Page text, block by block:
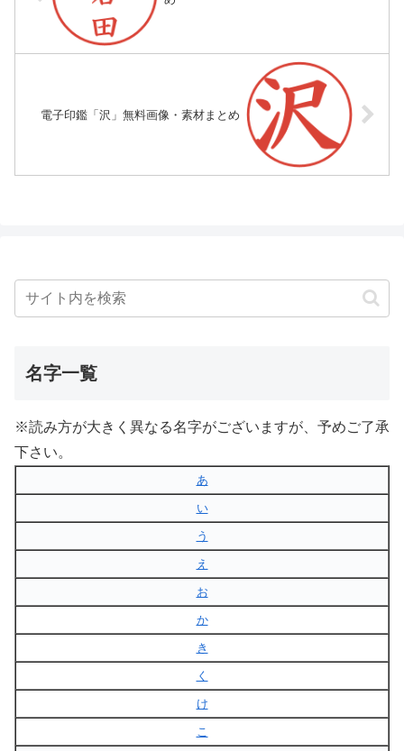
電子印鑑「沢」無料画像・素材まとめ
名字一覧
※読み方が大きく異なる名字がございますが、予めご了承
下さい。
あ
い
う
え
お
か
き
く
け
こ